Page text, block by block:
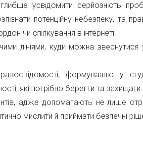
усвідомити серйозність
потенційну небезпеку, та
чи спілкування в інтернеті.
лініями, куди можна звернутися
формуванню у
які потрібно берегти та захищати.
адже допомагають не лише
мислити й приймати безпечні